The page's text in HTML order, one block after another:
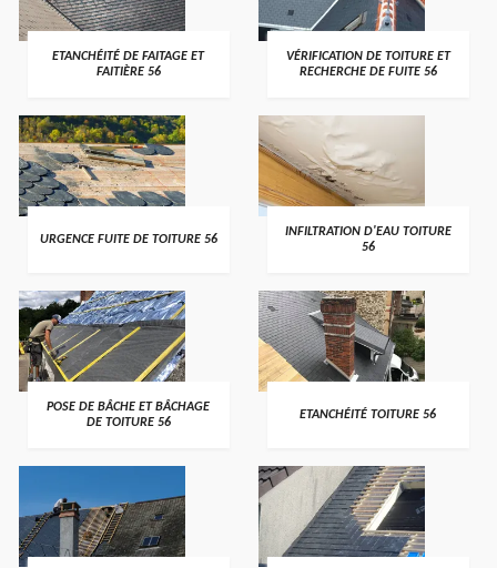
>
ETANCHÉITÉ DE FAITAGE ET
FAITIÈRE 56
>
VÉRIFICATION DE TOITURE ET
RECHERCHE DE FUITE 56
>
URGENCE FUITE DE TOITURE 56 >
INFILTRATION D'EAU TOITURE
56
>
POSE DE BÂCHE ET BÂCHAGE
DE TOITURE 56
>
ETANCHÉITÉ TOITURE 56